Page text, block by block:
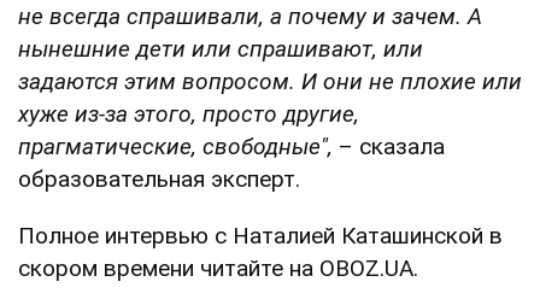
не всегда спрашивали, а почему и зачем. А
нынешние дети или спрашивают, или
задаются этим вопросом. И они не плохие или
хуже из-за этого, просто другие,
прагматические, свободные", – сказала
образовательная эксперт.
Полное интервью с Наталией Каташинской в
скором времени читайте на OBOZ.UA.